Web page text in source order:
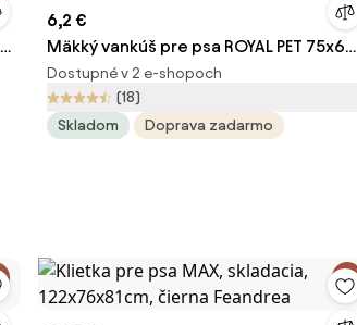
6,2 €
Mäkký vankúš pre psa ROYAL PET 75x60
cm, čierny
Dostupné v 2 e-shopoch
(18)
Skladom
Doprava zadarmo